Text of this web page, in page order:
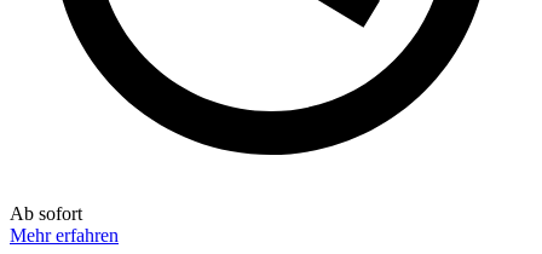
Ab sofort
Mehr erfahren